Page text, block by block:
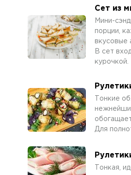
Сет из
Мини-
порции,
вкусовые
В сет
курочкой.
Тонкие
Для
Тонкая,